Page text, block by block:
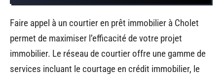
Faire appel à un courtier en prêt immobilier à Cholet
permet de maximiser l’efficacité de votre projet
immobilier. Le réseau de courtier offre une gamme de
services incluant le courtage en crédit immobilier, le